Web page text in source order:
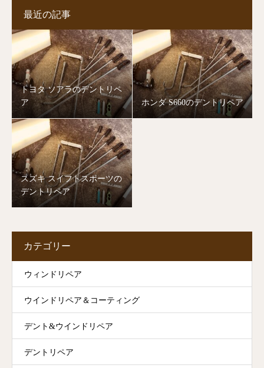
最近の記事
トヨタ ソアラのデントリペ
ア
ホンダ S660のデントリペア
スズキ スイフトスポーツの
デントリペア
カテゴリー
ウィンドリペア
ウインドリペア＆コーティング
デント&ウインドリペア
デントリペア